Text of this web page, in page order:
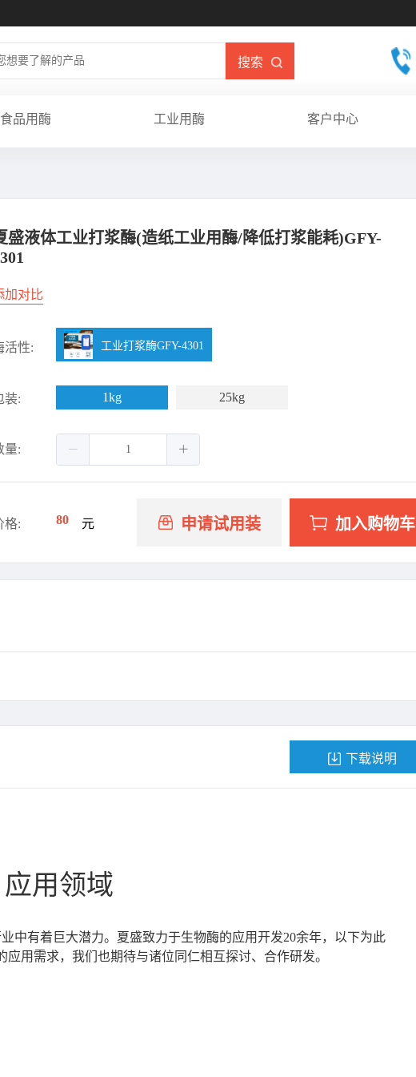
搜索
食品用酶 工业用酶 客户中心
盛液体工业打浆酶(造纸工业用酶/降低打浆能耗)GFY-
加对比
活性: 工业打浆酶GFY-4301
装: 1kg 25kg
量:
格: 80 元 申请试用装 加入购物车
下载说明
应用领域
中有着巨大潜力。夏盛致力于生物酶的应用开发20余年，以下为此
用需求，我们也期待与诸位同仁相互探讨、合作研发。